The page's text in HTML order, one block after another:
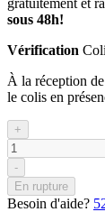
sous 48h!
Vérification
À la réception
le colis en
+
-
En rupture
Besoin d'aide?